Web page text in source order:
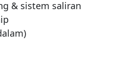
& sistem saliran